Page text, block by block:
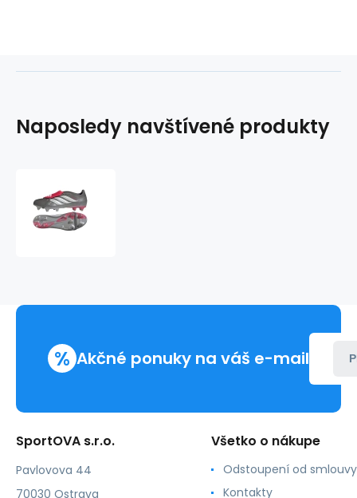
Naposledy navštívené produkty
% Akčné ponuky na váš e-mail
SportOVA s.r.o.
Pavlovova 44
70030 Ostrava
Všetko o nákupe
Odstoupení od smlouvy
Kontakty